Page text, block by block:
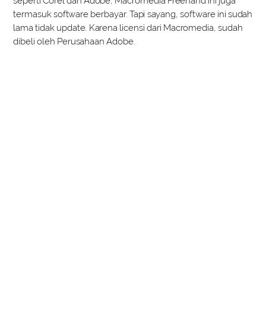
termasuk software berbayar. Tapi sayang, software ini sudah
lama tidak update. Karena licensi dari Macromedia, sudah
dibeli oleh Perusahaan Adobe.